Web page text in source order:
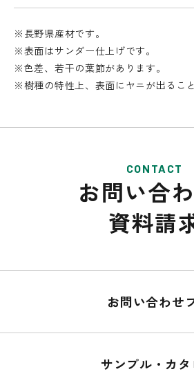
※長野県産材です。
※表面はサンダー仕上げです。
※色差、若干の葉節があります。
※樹種の特性上、表面にヤニが出るこ
CONTACT
お問い合わ
資料請
お問い合わせ
サンプル・カ